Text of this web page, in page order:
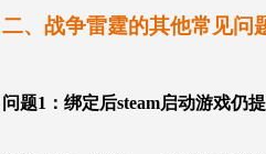
二、战争雷霆的其他常见问
问题1： 绑定后steam启动游戏仍